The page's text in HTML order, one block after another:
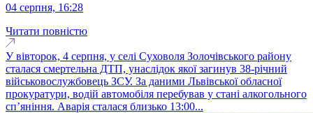
04 серпня, 16:28
Читати повністю
У вівторок, 4 серпня, у селі Суховоля Золочівського району
сталася смертельна ДТП, унаслідок якої загинув 38-річний
військовослужбовець ЗСУ. За даними Львівської обласної
прокуратури, водій автомобіля перебував у стані алкогольного
сп’яніння. Аварія сталася близько 13:00...